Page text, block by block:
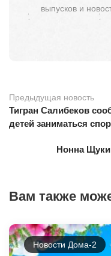
выпусков и
Предыдущая новость
Тигран Салибеков
детей заниматься
Нонна
Вам также
Новости Дома-2